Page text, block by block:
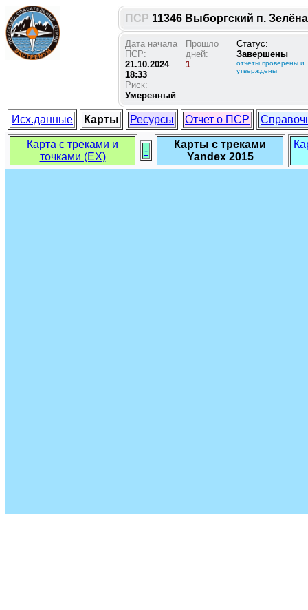
ПСР 11346 Выборгский п.
Дата начала
ПСР:
21.10.2024
18:33
Риск:
Умеренный
Прошло
дней:
1
Статус:
Завершены
отчеты проверены и
утверждены
Исх.данные Карты Ресурсы Отчет о ПСР
Карта с треками и
точками (EX)
-
Карты с треками
Yandex 2015